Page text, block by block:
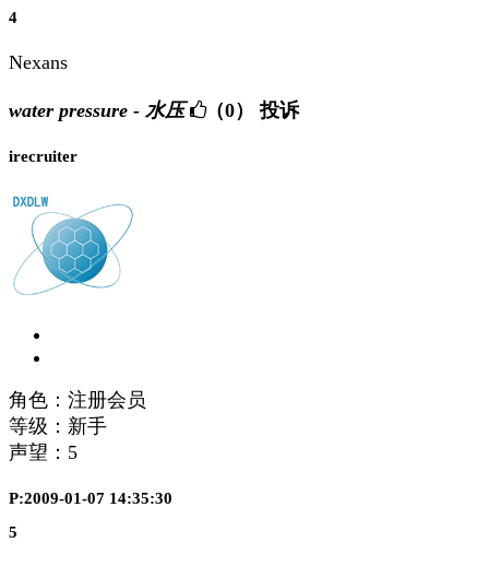
4
Nexans
water pressure - 水压 （0） 投诉
irecruiter
角色：注册会员
等级：新手
声望： 5
P:2009-01-07 14:35:30
5